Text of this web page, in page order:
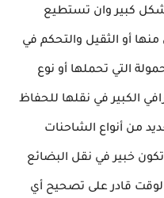
كبير وان تستطيع
أو الثقيل والتحكم في
التي تحملها أو نوع
الكبير في نقلها للحفاظ
من أنواع الشاحنات
خبير في نقل البضائع
قادر على تصحيح أي